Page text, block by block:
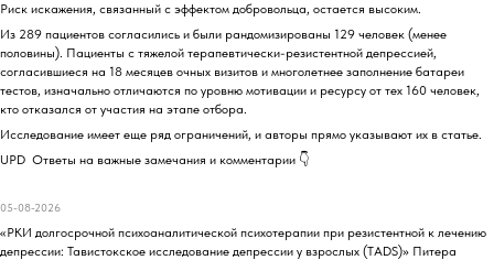
Риск искажения, связанный с эффектом добровольца, остается высоким.
Из 289 пациентов согласились и были рандомизированы 129 человек (менее
половины). Пациенты с тяжелой терапевтически-резистентной депрессией,
согласившиеся на 18 месяцев очных визитов и многолетнее заполнение батареи
тестов, изначально отличаются по уровню мотивации и ресурсу от тех 160 человек,
кто отказался от участия на этапе отбора.
Исследование имеет еще ряд ограничений, и авторы прямо указывают их в статье.
UPD Ответы на важные замечания и комментарии 👇
05-08-2026
«РКИ долгосрочной психоаналитической психотерапии при резистентной к лечению
депрессии: Тавистокское исследование депрессии у взрослых (TADS)» Питера